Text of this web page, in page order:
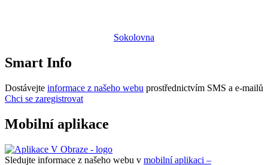
Sokolovna
Smart Info
Dostávejte informace z našeho webu prostřednictvím SMS a e-mailů
Chci se zaregistrovat
Mobilní aplikace
Sledujte informace z našeho webu v mobilní aplikaci –